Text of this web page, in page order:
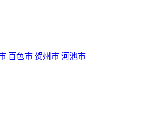
百色市 贺州市 河池市